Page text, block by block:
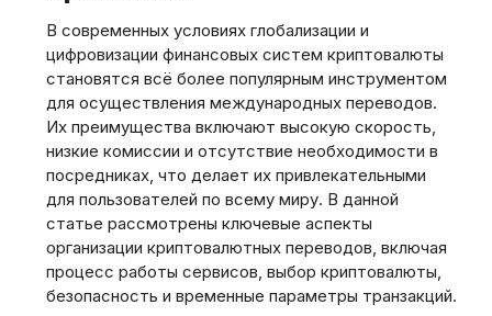
В современных условиях глобализации и
цифровизации финансовых систем криптовалюты
становятся всё более популярным инструментом
для осуществления международных переводов.
Их преимущества включают высокую скорость,
низкие комиссии и отсутствие необходимости в
посредниках, что делает их привлекательными
для пользователей по всему миру. В данной
статье рассмотрены ключевые аспекты
организации криптовалютных переводов, включая
процесс работы сервисов, выбор криптовалюты,
безопасность и временные параметры транзакций.